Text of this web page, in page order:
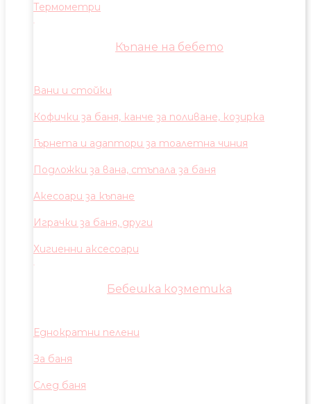
Термометри
Къпане на бебето
Вани и стойки
Кофички за баня, канче за поливане, козирка
Гърнета и адаптори за тоалетна чиния
Подложки за вана, стъпала за баня
Акесоари за къпане
Играчки за баня, други
Хигиенни аксесоари
Бебешка козметика
Еднократни пелени
За баня
След баня